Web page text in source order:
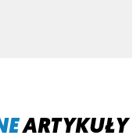
ARTYKUŁY